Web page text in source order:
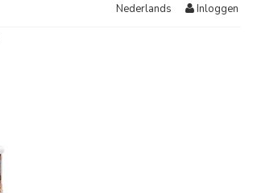
Nederlands Inloggen